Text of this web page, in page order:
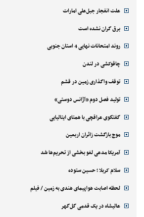
علت انفجار جبل‌علی امارات
برق گران نشده است
روند امتحانات نهایی 4 استان جنوبی
چاقوکشی در لندن
توقف واگذاری زمین در قشم
تولید فصل دوم «آژانس دوستی»
گفتگوی عراقچی با همتای ایتالیایی
موج بازگشت زائران اربعین
آمریکا مدعی لغو بخشی از تحریم‌ها شد
سلام کربلا ؛ حسین ستوده
لحظه اصابت هواپیمای هندی به زمین / فیلم
عالیشاه در یک قدمی گل‌گهر